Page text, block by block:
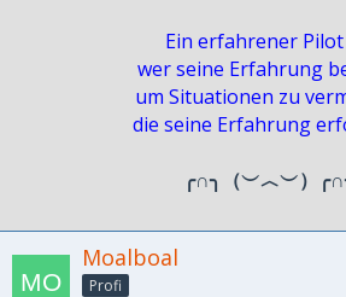
Ein erfahrener
wer seine Erfahrung
um Situationen zu
die seine Erfahrung
╭∩╮（︶︿︶）
Moalboal
Profi